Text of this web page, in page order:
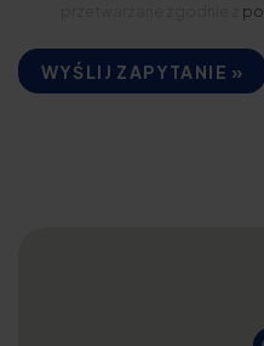
WYŚLIJ ZAPYTANIE »